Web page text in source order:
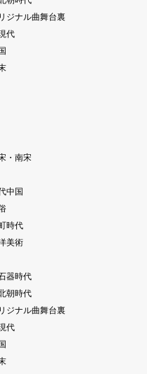
ジナル曲舞台裏
代
・南宋
中国
時代
美術
器時代
朝時代
ジナル曲舞台裏
代